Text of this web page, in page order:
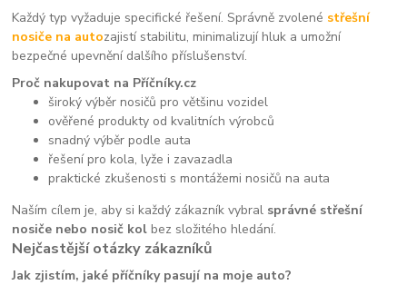
Každý typ vyžaduje specifické řešení. Správně zvolené střešní
nosiče na autozajistí stabilitu, minimalizují hluk a umožní
bezpečné upevnění dalšího příslušenství.
Proč nakupovat na Příčníky.cz
široký výběr nosičů pro většinu vozidel
ověřené produkty od kvalitních výrobců
snadný výběr podle auta
řešení pro kola, lyže i zavazadla
praktické zkušenosti s montážemi nosičů na auta
Naším cílem je, aby si každý zákazník vybral správné střešní
nosiče nebo nosič kol bez složitého hledání.
Nejčastější otázky zákazníků
Jak zjistím, jaké příčníky pasují na moje auto?